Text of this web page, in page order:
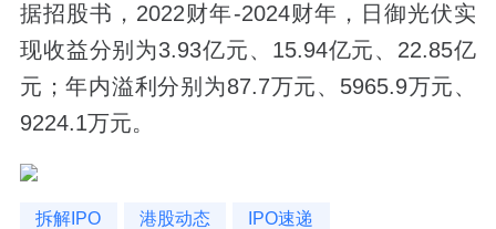
据招股书，2022财年-2024财年，日御光伏实
现收益分别为3.93亿元、15.94亿元、22.85亿
元；年内溢利分别为87.7万元、5965.9万元、
9224.1万元。
拆解IPO 港股动态 IPO速递